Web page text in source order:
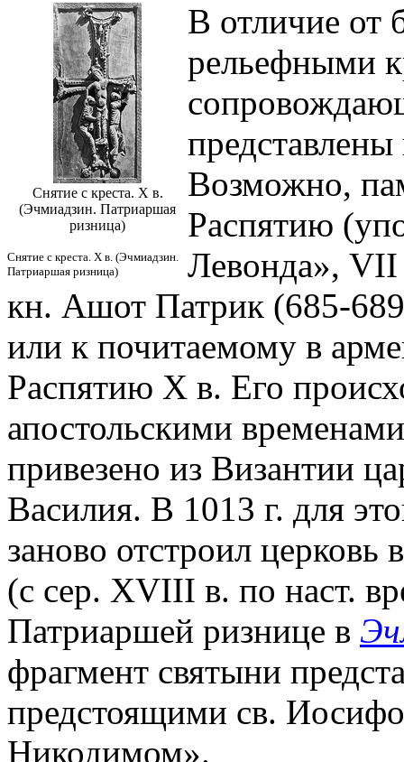
Снятие с креста. X в.
(Эчмиадзин. Патриаршая
ризница)
Снятие с креста. X в. (Эчмиадзин.
Патриаршая ризница)
В отличие от
рельефными
Возможно,
Распятию
Левонда», VII
кн. Ашот Патрик (685-
или к почитаемому в
Распятию Х в. Его
апостольскими
привезено из Византии
Василия. В 1013 г. для
заново отстроил церковь
(с сер. XVIII в. по наст.
Патриаршей ризнице в
фрагмент святыни
предстоящими св.
Никодимом».